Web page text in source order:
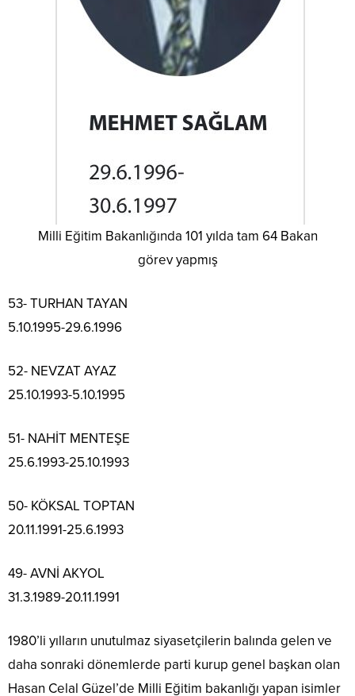
Milli Eğitim Bakanlığında 101 yılda tam 64 Bakan
görev yapmış
53- TURHAN TAYAN
5.10.1995-29.6.1996
52- NEVZAT AYAZ
25.10.1993-5.10.1995
51- NAHİT MENTEŞE
25.6.1993-25.10.1993
50- KÖKSAL TOPTAN
20.11.1991-25.6.1993
49- AVNİ AKYOL
31.3.1989-20.11.1991
1980’li yılların unutulmaz siyasetçilerin balında gelen ve
daha sonraki dönemlerde parti kurup genel başkan olan
Hasan Celal Güzel’de Milli Eğitim bakanlığı yapan isimler